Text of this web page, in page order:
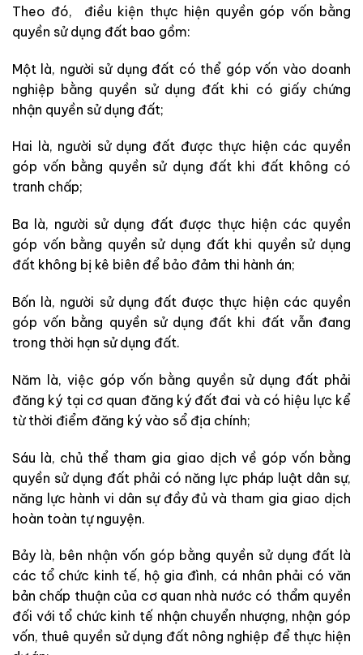
Theo đó, điều kiện thực hiện quyền góp vốn bằng
quyền sử dụng đất bao gồm:
Một là, người sử dụng đất có thể góp vốn vào doanh
nghiệp bằng quyền sử dụng đất khi có giấy chứng
nhận quyền sử dụng đất;
Hai là, người sử dụng đất được thực hiện các quyền
góp vốn bằng quyền sử dụng đất khi đất không có
tranh chấp;
Ba là, người sử dụng đất được thực hiện các quyền
góp vốn bằng quyền sử dụng đất khi quyền sử dụng
đất không bị kê biên để bảo đảm thi hành án;
Bốn là, người sử dụng đất được thực hiện các quyền
góp vốn bằng quyền sử dụng đất khi đất vẫn đang
trong thời hạn sử dụng đất.
Năm là, việc góp vốn bằng quyền sử dụng đất phải
đăng ký tại cơ quan đăng ký đất đai và có hiệu lực kể
từ thời điểm đăng ký vào sổ địa chính;
Sáu là, chủ thể tham gia giao dịch về góp vốn bằng
quyền sử dụng đất phải có năng lực pháp luật dân sự,
năng lực hành vi dân sự đầy đủ và tham gia giao dịch
hoàn toàn tự nguyện.
Bảy là, bên nhận vốn góp bằng quyền sử dụng đất là
các tổ chức kinh tế, hộ gia đình, cá nhân phải có văn
bản chấp thuận của cơ quan nhà nước có thẩm quyền
đối với tổ chức kinh tế nhận chuyển nhượng, nhận góp
vốn, thuê quyền sử dụng đất nông nghiệp để thực hiện